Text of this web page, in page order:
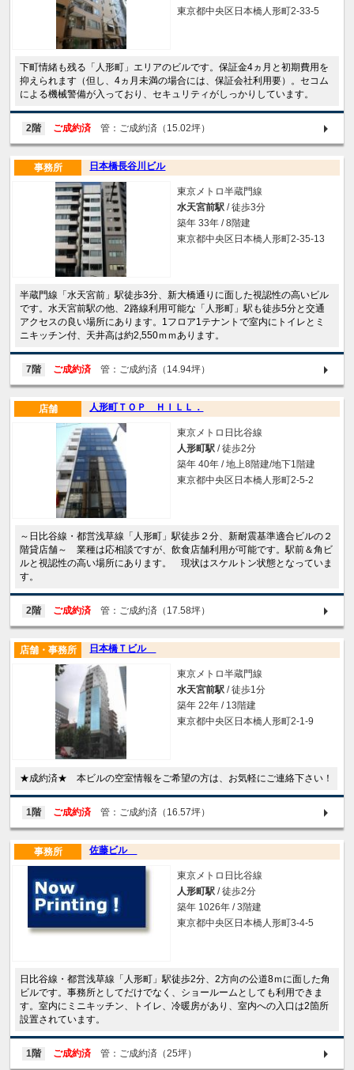
東京都中央区日本橋人形町2-33-5
下町情緒も残る「人形町」エリアのビルです。保証金4ヵ月と初期費用を
抑えられます（但し、4ヵ月未満の場合には、保証会社利用要）。セコム
による機械警備が入っており、セキュリティがしっかりしています。
2階 ご成約済 管：ご成約済（15.02坪）
日本橋長谷川ビル
事務所
東京メトロ半蔵門線
水天宮前駅 / 徒歩3分
築年 33年 / 8階建
東京都中央区日本橋人形町2-35-13
半蔵門線「水天宮前」駅徒歩3分、新大橋通りに面した視認性の高いビル
です。水天宮前駅の他、2路線利用可能な「人形町」駅も徒歩5分と交通
アクセスの良い場所にあります。1フロア1テナントで室内にトイレとミ
ニキッチン付、天井高は約2,550ｍｍあります。
7階 ご成約済 管：ご成約済（14.94坪）
人形町ＴＯＰ ＨＩＬＬ．
店舗
東京メトロ日比谷線
人形町駅 / 徒歩2分
築年 40年 / 地上8階建/地下1階建
東京都中央区日本橋人形町2-5-2
～日比谷線・都営浅草線「人形町」駅徒歩２分、新耐震基準適合ビルの２
階貸店舗～ 業種は応相談ですが、飲食店舗利用が可能です。駅前＆角ビ
ルと視認性の高い場所にあります。 現状はスケルトン状態となっていま
す。
2階 ご成約済 管：ご成約済（17.58坪）
日本橋Ｔビル
店舗・事務所
東京メトロ半蔵門線
水天宮前駅 / 徒歩1分
築年 22年 / 13階建
東京都中央区日本橋人形町2-1-9
★成約済★ 本ビルの空室情報をご希望の方は、お気軽にご連絡下さい！
1階 ご成約済 管：ご成約済（16.57坪）
佐藤ビル
事務所
東京メトロ日比谷線
人形町駅 / 徒歩2分
築年 1026年 / 3階建
東京都中央区日本橋人形町3-4-5
日比谷線・都営浅草線「人形町」駅徒歩2分、2方向の公道8ｍに面した角
ビルです。事務所としてだけでなく、ショールームとしても利用できま
す。室内にミニキッチン、トイレ、冷暖房があり、室内への入口は2箇所
設置されています。
1階 ご成約済 管：ご成約済（25坪）